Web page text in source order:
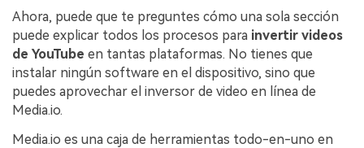
Ahora, puede que te preguntes cómo una sola sección
puede explicar todos los procesos para invertir videos
de YouTube en tantas plataformas. No tienes que
instalar ningún software en el dispositivo, sino que
puedes aprovechar el inversor de video en línea de
Media.io.
Media.io es una caja de herramientas todo-en-uno en